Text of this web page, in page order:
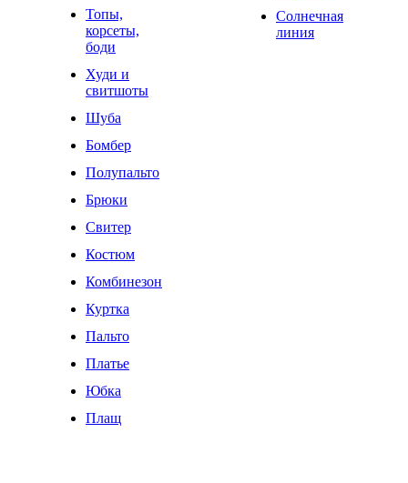
Топы,
корсеты,
боди
Худи и
свитшоты
Шуба
Бомбер
Полупальто
Брюки
Свитер
Костюм
Комбинезон
Куртка
Пальто
Платье
Юбка
Плащ
Солнечная
линия